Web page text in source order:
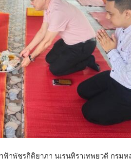
ฟ้าพัชรกิติยาภา นเรนทิราเทพยวดี กรม